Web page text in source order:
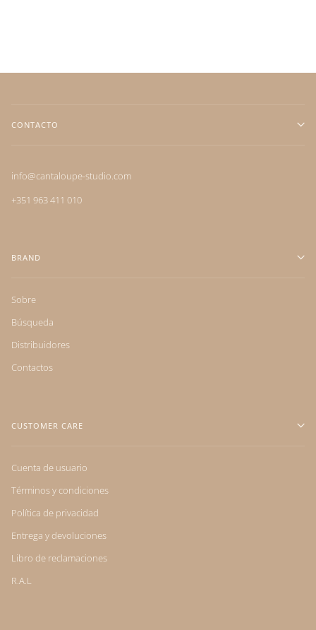
CONTACTO
info@cantaloupe-studio.com
+351 963 411 010
BRAND
Sobre
Búsqueda
Distribuidores
Contactos
CUSTOMER CARE
Cuenta de usuario
Términos y condiciones
Política de privacidad
Entrega y devoluciones
Libro de reclamaciones
R.A.L